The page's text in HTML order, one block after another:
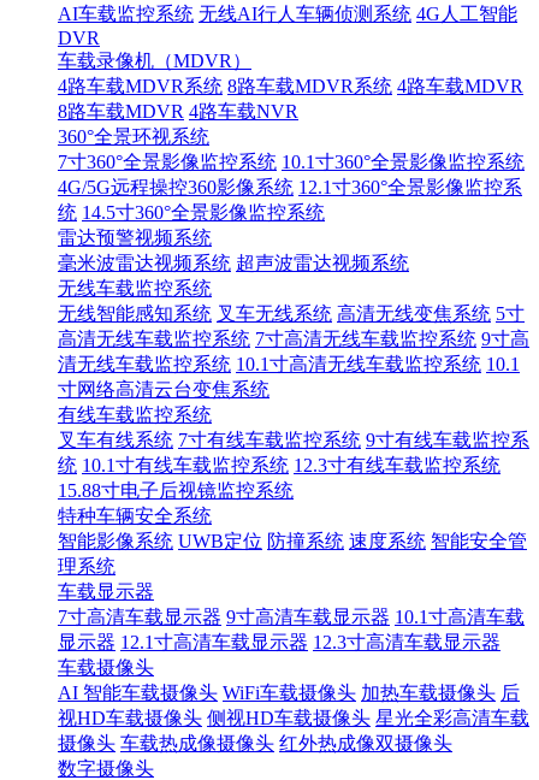
AI车载监控系统 无线AI行人车辆侦测系统 4G人工智能
DVR
车载录像机（MDVR）
4路车载MDVR系统 8路车载MDVR系统 4路车载MDVR
8路车载MDVR 4路车载NVR
360°全景环视系统
7寸360°全景影像监控系统 10.1寸360°全景影像监控系统
4G/5G远程操控360影像系统 12.1寸360°全景影像监控系
统 14.5寸360°全景影像监控系统
雷达预警视频系统
毫米波雷达视频系统 超声波雷达视频系统
无线车载监控系统
无线智能感知系统 叉车无线系统 高清无线变焦系统 5寸
高清无线车载监控系统 7寸高清无线车载监控系统 9寸高
清无线车载监控系统 10.1寸高清无线车载监控系统 10.1
寸网络高清云台变焦系统
有线车载监控系统
叉车有线系统 7寸有线车载监控系统 9寸有线车载监控系
统 10.1寸有线车载监控系统 12.3寸有线车载监控系统
15.88寸电子后视镜监控系统
特种车辆安全系统
智能影像系统 UWB定位 防撞系统 速度系统 智能安全管
理系统
车载显示器
7寸高清车载显示器 9寸高清车载显示器 10.1寸高清车载
显示器 12.1寸高清车载显示器 12.3寸高清车载显示器
车载摄像头
AI 智能车载摄像头 WiFi车载摄像头 加热车载摄像头 后
视HD车载摄像头 侧视HD车载摄像头 星光全彩高清车载
摄像头 车载热成像摄像头 红外热成像双摄像头
数字摄像头